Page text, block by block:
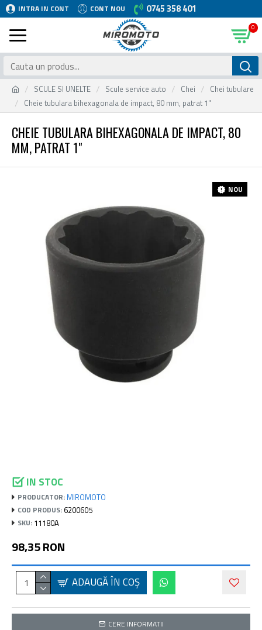
INTRA IN CONT CONT NOU 0745 358 401
0
SCULE SI UNELTE Scule service auto Chei
Chei tubulare
Cheie tubulara bihexagonala de impact, 80 mm, patrat 1"
CHEIE TUBULARA BIHEXAGONALA DE IMPACT, 80
MM, PATRAT 1"
NOU
IN STOC
PRODUCATOR: MIROMOTO
COD PRODUS: 6200605
SKU: 11180A
98,35 RON
ADAUGĂ ÎN COŞ
CERE INFORMATII